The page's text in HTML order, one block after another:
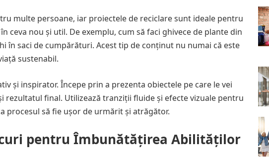
multe persoane, iar proiectele de reciclare sunt ideale pentru
ceva nou și util. De exemplu, cum să faci ghivece de plante din
în saci de cumpărături. Acest tip de conținut nu numai că este
sustenabil.
și inspirator. Începe prin a prezenta obiectele pe care le vei
final. Utilizează tranziții fluide și efecte vizuale pentru
procesul să fie ușor de urmărit și atrăgător.
pentru Îmbunătățirea Abilităților